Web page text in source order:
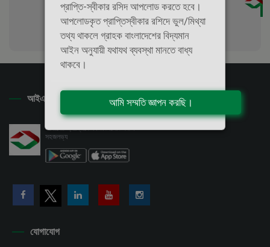
প্রাপ্তি-স্বীকার রসিদ আপলোড করতে হবে।
আপলোডকৃত প্রাপ্তিস্বীকার রশিদে ভুল/মিথ্যা
তথ্য থাকলে গ্রাহক বাংলাদেশের বিদ্যমান
আইন অনুযায়ী যথাযথ ব্যবস্থা মানতে বাধ্য
থাকবে।
আইএফআইসি ডিজিটাল ব্যাংকিং
আমাদের অ্যাপ্লিকেশন ডাউনলোড করুন
সহজলভ্য
যোগাযোগ